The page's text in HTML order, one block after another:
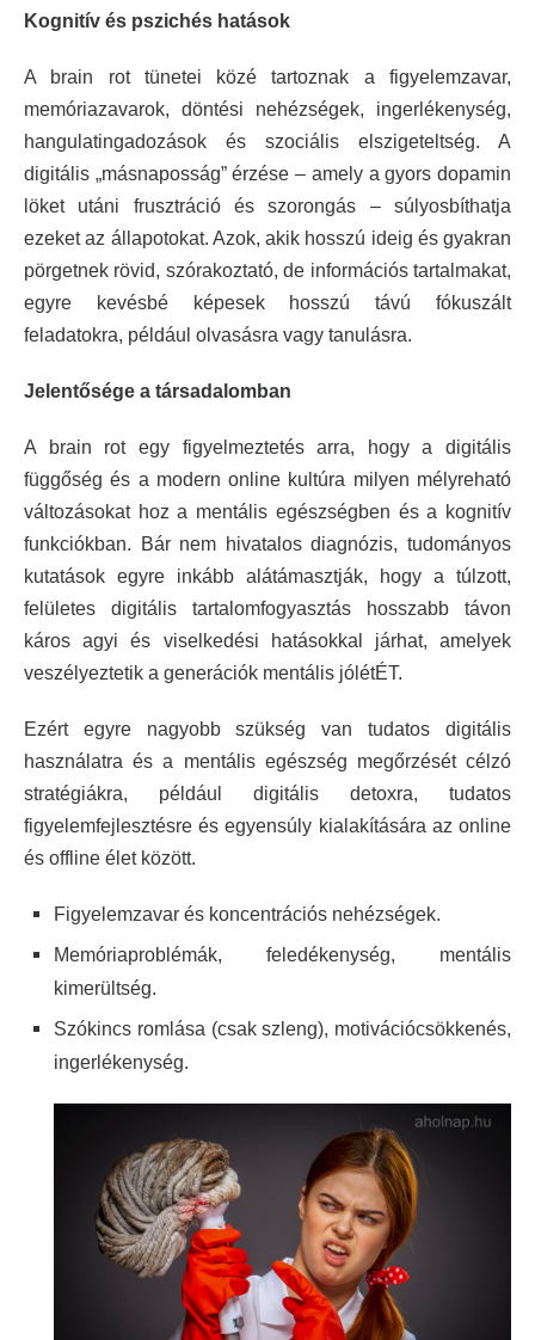
Kognitív és pszichés hatások
A brain rot tünetei közé tartoznak a figyelemzavar,
memóriazavarok, döntési nehézségek, ingerlékenység,
hangulatingadozások és szociális elszigeteltség. A
digitális „másnaposság” érzése – amely a gyors dopamin
löket utáni frusztráció és szorongás – súlyosbíthatja
ezeket az állapotokat. Azok, akik hosszú ideig és gyakran
pörgetnek rövid, szórakoztató, de információs tartalmakat,
egyre kevésbé képesek hosszú távú fókuszált
feladatokra, például olvasásra vagy tanulásra.
Jelentősége a társadalomban
A brain rot egy figyelmeztetés arra, hogy a digitális
függőség és a modern online kultúra milyen mélyreható
változásokat hoz a mentális egészségben és a kognitív
funkciókban. Bár nem hivatalos diagnózis, tudományos
kutatások egyre inkább alátámasztják, hogy a túlzott,
felületes digitális tartalomfogyasztás hosszabb távon
káros agyi és viselkedési hatásokkal járhat, amelyek
veszélyeztetik a generációk mentális jólétÉT.
Ezért egyre nagyobb szükség van tudatos digitális
használatra és a mentális egészség megőrzését célzó
stratégiákra, például digitális detoxra, tudatos
figyelemfejlesztésre és egyensúly kialakítására az online
és offline élet között.
Figyelemzavar és koncentrációs nehézségek.
Memóriaproblémák, feledékenység, mentális
kimerültség.
Szókincs romlása (csak szleng), motivációcsökkenés,
ingerlékenység.